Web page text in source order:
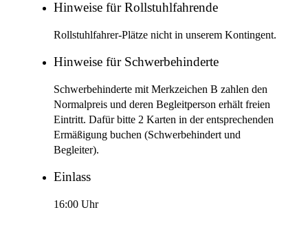
Hinweise für Rollstuhlfahrende
Rollstuhlfahrer-Plätze nicht in unserem Kontingent.
Hinweise für Schwerbehinderte
Schwerbehinderte mit Merkzeichen B zahlen den
Normalpreis und deren Begleitperson erhält freien
Eintritt. Dafür bitte 2 Karten in der entsprechenden
Ermäßigung buchen (Schwerbehindert und
Begleiter).
Einlass
16:00 Uhr